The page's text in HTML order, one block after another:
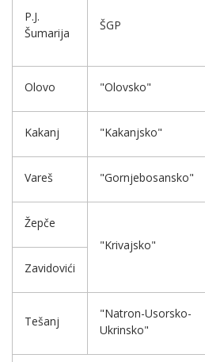
P.J.
Šumarija
ŠGP
Olovo "Olovsko"
Kakanj "Kakanjsko"
Vareš "Gornjebosansko"
Žepče
"Krivajsko"
Zavidovići
Tešanj
"Natron-Usorsko-
Ukrinsko"